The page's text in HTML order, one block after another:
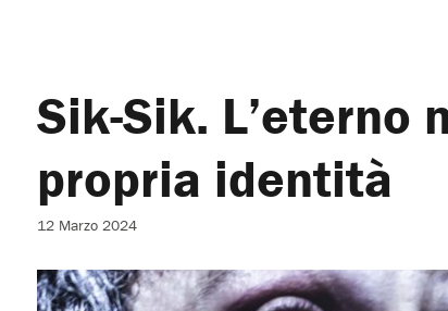
Sik-Sik. L’eterno
propria identità
12 Marzo 2024